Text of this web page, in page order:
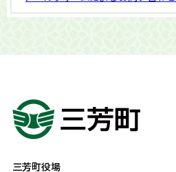
三芳町役場